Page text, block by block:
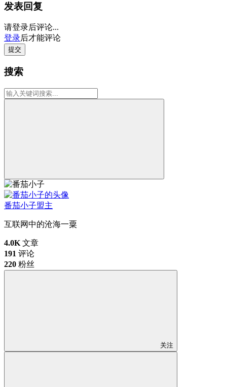
发表回复
请登录后评论...
登录后才能评论
提交
搜索
番茄小子盟主
互联网中的沧海一粟
4.0K 文章
191 评论
220 粉丝
关注